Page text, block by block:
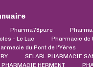
Pharma78pure
- Le Luc Pharmacie de
du Pont de l'Yères
SELARL PHARMACIE
PHARMACIE HERMENT